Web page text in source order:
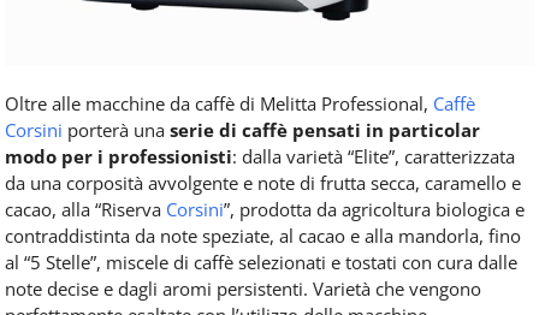
Oltre alle macchine da caffè di Melitta Professional, Caffè
Corsini porterà una serie di caffè pensati in particolar
modo per i professionisti: dalla varietà “Elite”, caratterizzata
da una corposità avvolgente e note di frutta secca, caramello e
cacao, alla “Riserva Corsini”, prodotta da agricoltura biologica e
contraddistinta da note speziate, al cacao e alla mandorla, fino
al “5 Stelle”, miscele di caffè selezionati e tostati con cura dalle
note decise e dagli aromi persistenti. Varietà che vengono